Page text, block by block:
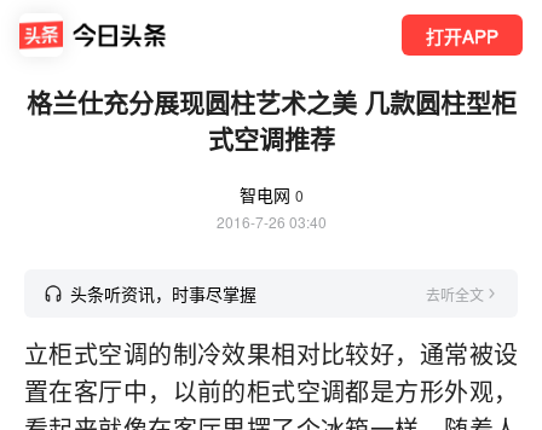
打开APP
格兰仕充分展现圆柱艺术之美 几款圆柱型柜
式空调推荐
智电网 0
2016-7-26 03:40
头条听资讯，时事尽掌握 去听全文
立柜式空调的制冷效果相对比较好，通常被设
置在客厅中，以前的柜式空调都是方形外观，